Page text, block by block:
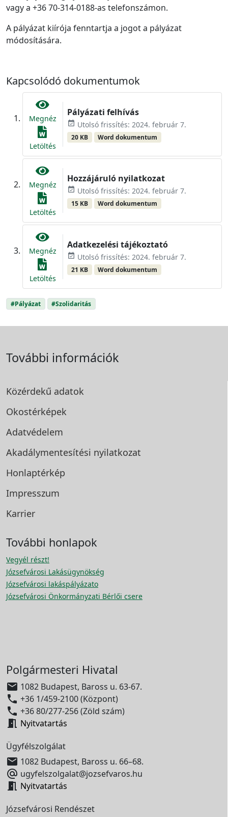
vagy a +36 70-314-0188-as telefonszámon.
A pályázat kiírója fenntartja a jogot a pályázat
módosítására.
Kapcsolódó dokumentumok
Megnéz
Letöltés
Pályázati felhívás
event_available Utolsó frissítés: 2024. február 7.
20 KB Word dokumentum
Megnéz
Letöltés
Hozzájáruló nyilatkozat
event_available Utolsó frissítés: 2024. február 7.
15 KB Word dokumentum
Megnéz
Letöltés
Adatkezelési tájékoztató
event_available Utolsó frissítés: 2024. február 7.
21 KB Word dokumentum
#Pályázat #Szolidaritás
További információk
Közérdekű adatok
Okostérképek
Adatvédelem
Akadálymentesítési nyilatkozat
Honlaptérkép
Impresszum
Karrier
További honlapok
Vegyél részt!
Józsefvárosi Lakásügynökség
Józsefvárosi lakáspályázato
Józsefvárosi Önkormányzati Bérlői csere
Polgármesteri Hivatal
 1082 Budapest, Baross u. 63-67.
 +36 1/459-2100 (Központ)
 +36 80/277-256 (Zöld szám)
 Nyitvatartás
Ügyfélszolgálat
 1082 Budapest, Baross u. 66–68.
 ugyfelszolgalat@jozsefvaros.hu
 Nyitvatartás
Józsefvárosi Rendészet